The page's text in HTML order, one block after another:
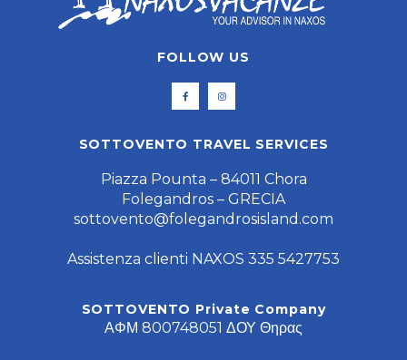
FOLEGANDROS - UN'ISOLA
FOLLOW US